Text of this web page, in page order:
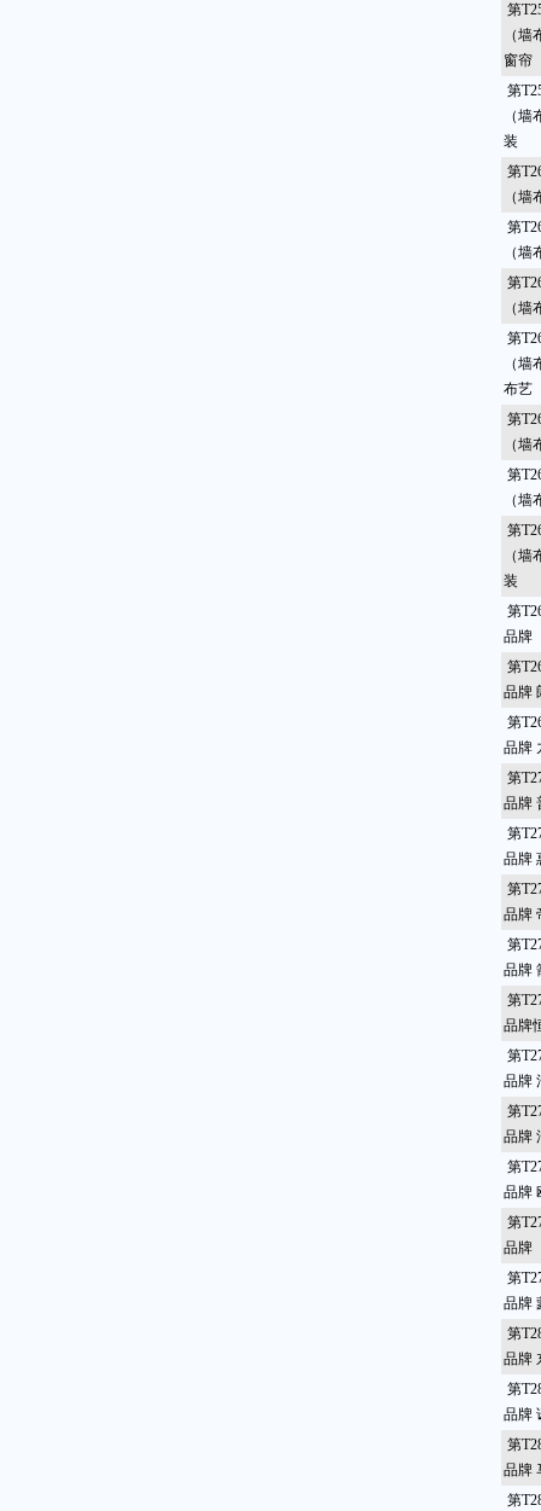
第
（
窗帘
第
（
装
第
（
第
（
第
（
第
（
布艺
第
（
第
（
第
（
装
第
品牌
第
品牌
第
品牌
第
品牌
第
品牌
第
品牌
第
品牌
第
品牌
第
品牌
第
品牌
第
品牌
第
品牌
第
品牌
第
品牌
第
品牌
第
品牌
第